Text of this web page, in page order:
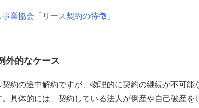
業協会「リース契約の特徴」
外的なケース
約の途中解約ですが、物理的に契約の継続が不可能
具体的には、契約している法人が倒産や自己破産を